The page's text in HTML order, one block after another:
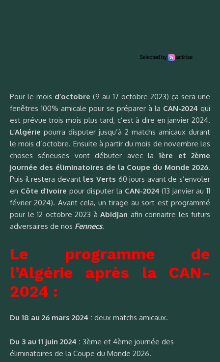
Pour le mois d’octobre (9 au 17 octobre 2023) ça sera une
fenêtres 100% amicale pour se préparer à la CAN-2024 qui
est prévue trois mois plus tard, c’est à dire en janvier 2024.
L’Algérie pourra disputer jusqu’à 2 matchs amicaux durant
le mois d’octobre. Ensuite à partir du mois de novembre les
choses sérieuses vont débuter avec la1ère et 2ème
journée des éliminatoires de la Coupe du Monde 2026.
Puis il restera devant les Verts 60 jours avant de s’envoler
en Côte d’Ivoire pour disputer la CAN-2024 (13 janvier au 11
février 2024). Avant cela, un tirage au sort est programmé
pour le 12 octobre 2023 à Abidjan afin connaitre les futurs
adversaires de nos Fennecs.
Le programme de
l’Algérie après la CAN-
2024 :
Du 18 au 26 mars 2024 : deux matchs amicaux.
Du 3 au 11 juin 2024 : 3ème et 4ème journée des
éliminatoires de la Coupe du Monde 2026.